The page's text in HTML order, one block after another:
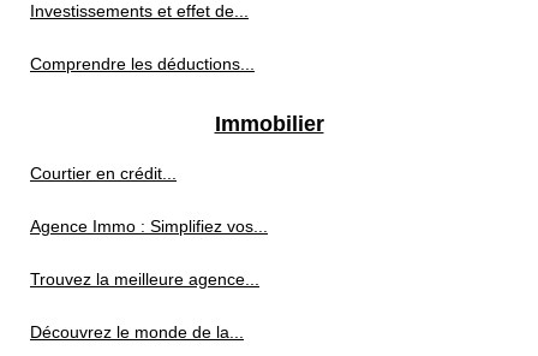
Investissements et effet de...
Comprendre les déductions...
Immobilier
Courtier en crédit...
Agence Immo : Simplifiez vos...
Trouvez la meilleure agence...
Découvrez le monde de la...